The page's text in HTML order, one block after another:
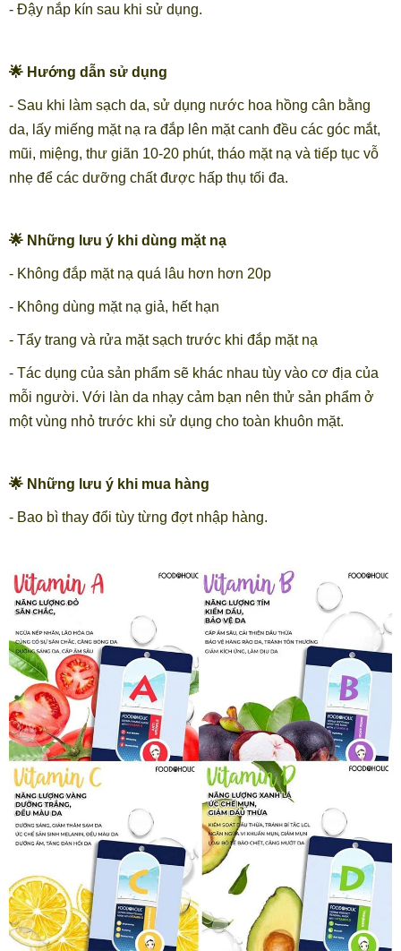
- Đậy nắp kín sau khi sử dụng.
🌟 Hướng dẫn sử dụng
- Sau khi làm sạch da, sử dụng nước hoa hồng cân bằng
da, lấy miếng mặt nạ ra đắp lên mặt canh đều các góc mắt,
mũi, miệng, thư giãn 10-20 phút, tháo mặt nạ và tiếp tục vỗ
nhẹ để các dưỡng chất được hấp thụ tối đa.
🌟 Những lưu ý khi dùng mặt nạ
- Không đắp mặt nạ quá lâu hơn hơn 20p
- Không dùng mặt nạ giả, hết hạn
- Tẩy trang và rửa mặt sạch trước khi đắp mặt nạ
- Tác dụng của sản phẩm sẽ khác nhau tùy vào cơ địa của
mỗi người. Với làn da nhạy cảm bạn nên thử sản phẩm ở
một vùng nhỏ trước khi sử dụng cho toàn khuôn mặt.
🌟 Những lưu ý khi mua hàng
- Bao bì thay đổi tùy từng đợt nhập hàng.